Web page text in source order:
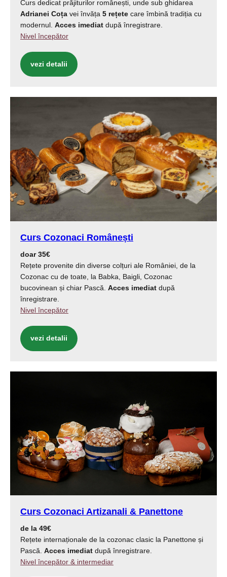
Curs dedicat prăjiturilor românești, unde sub ghidarea
Adrianei Coța vei învăța 5 rețete care îmbină tradiția cu
modernul. Acces imediat după înregistrare.
Nivel începător
vezi detalii
Curs Cozonaci Românești
doar 35€
Rețete provenite din diverse colțuri ale României, de la
Cozonac cu de toate, la Babka, Baigli, Cozonac
bucovinean și chiar Pască. Acces imediat după
înregistrare.
Nivel începător
vezi detalii
Curs Cozonaci Artizanali & Panettone
de la 49€
Rețete internaționale de la cozonac clasic la Panettone și
Pască. Acces imediat după înregistrare.
Nivel începător & intermediar